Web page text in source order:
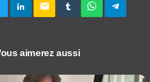
email
aimerez aussi